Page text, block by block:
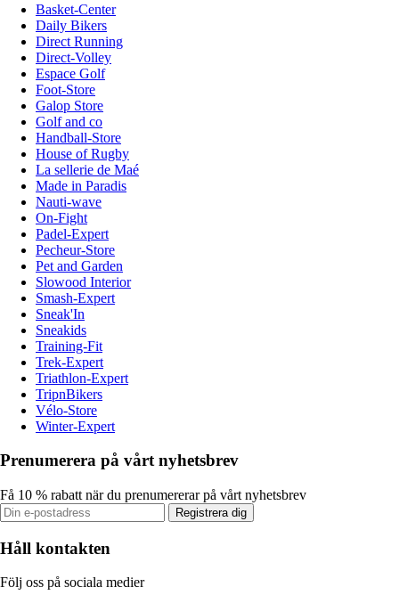
Basket-Center
Daily Bikers
Direct Running
Direct-Volley
Espace Golf
Foot-Store
Galop Store
Golf and co
Handball-Store
House of Rugby
La sellerie de Maé
Made in Paradis
Nauti-wave
On-Fight
Padel-Expert
Pecheur-Store
Pet and Garden
Slowood Interior
Smash-Expert
Sneak'In
Sneakids
Training-Fit
Trek-Expert
Triathlon-Expert
TripnBikers
Vélo-Store
Winter-Expert
Prenumerera på vårt nyhetsbrev
Få 10 % rabatt när du prenumererar på vårt nyhetsbrev
Registrera dig
Håll kontakten
Följ oss på sociala medier